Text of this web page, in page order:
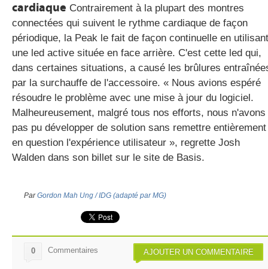
cardiaque Contrairement à la plupart des montres
connectées qui suivent le rythme cardiaque de façon
périodique, la Peak le fait de façon continuelle en utilisant
une led active située en face arrière. C'est cette led qui,
dans certaines situations, a causé les brûlures
par la surchauffe de l'accessoire. « Nous avions espéré
résoudre le problème avec une mise à jour du logiciel.
Malheureusement, malgré tous nos efforts, nous n'avons
pas pu développer de solution sans remettre entièrement
en question l'expérience utilisateur », regrette Josh
Walden dans son billet sur le site de Basis.
ParGordon Mah Ung / IDG (adapté par MG)
AJOUTER UN COMMENTAIRE
0 Commentaires